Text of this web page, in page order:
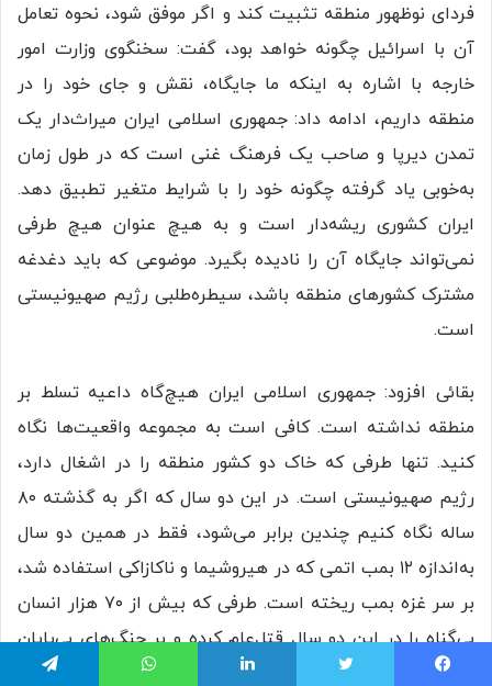
فردای نوظهور منطقه تثبیت کند و اگر موفق شود، نحوه تعامل
آن با اسرائیل چگونه خواهد بود، گفت: سخنگوی وزارت امور
خارجه با اشاره به اینکه ما جایگاه، نقش و جای خود را در
منطقه داریم، ادامه داد: جمهوری اسلامی ایران میراث‌دار یک
تمدن دیرپا و صاحب یک فرهنگ غنی است که در طول زمان
به‌خوبی یاد گرفته چگونه خود را با شرایط متغیر تطبیق دهد.
ایران کشوری ریشه‌دار است و به هیچ عنوان هیچ طرفی
نمی‌تواند جایگاه آن را نادیده بگیرد. موضوعی که باید دغدغه
مشترک کشورهای منطقه باشد، سیطره‌طلبی رژیم صهیونیستی
است.
بقائی افزود: جمهوری اسلامی ایران هیچ‌گاه داعیه تسلط بر
منطقه نداشته است. کافی است به مجموعه واقعیت‌ها نگاه
کنید. تنها طرفی که خاک دو کشور منطقه را در اشغال دارد،
رژیم صهیونیستی است. در این دو سال که اگر به گذشته ۸۰
ساله نگاه کنیم چندین برابر می‌شود، فقط در همین دو سال
به‌اندازه ۱۲ بمب اتمی که در هیروشیما و ناکازاکی استفاده شد،
بر سر غزه بمب ریخته است. طرفی که بیش از ۷۰ هزار انسان
بی‌گناه را در این دو سال قتل‌عام کرده و بر جنگ‌های بی‌پایان
علیه ملت‌های منطقه اصرار دارد، کاملاً نشان می‌دهد که در